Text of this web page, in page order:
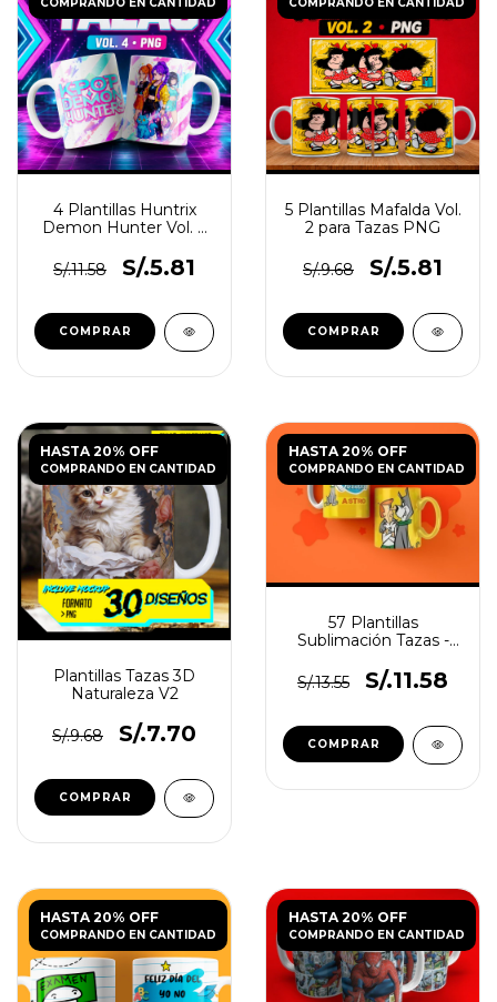
4 Plantillas Huntrix
Demon Hunter Vol. 4
S/.11.58
S/.5.81
5 Plantillas Mafalda Vol.
2 para Tazas PNG
S/.9.68 S/.5.81
HASTA 20% OFF
COMPRANDO EN CANTIDAD
Plantillas Tazas 3D
Naturaleza V2
S/.9.68 S/.7.70
HASTA 20% OFF
COMPRANDO EN CANTIDAD
57 Plantillas
Sublimación Tazas -
Retro
S/.13.55 S/.11.58
HASTA 20% OFF
COMPRANDO EN CANTIDAD
HASTA 20% OFF
COMPRANDO EN CANTIDAD